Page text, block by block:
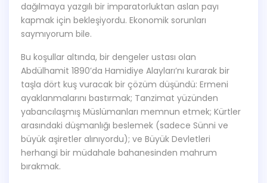
dağılmaya yazgılı bir imparatorluktan aslan payı
kapmak için bekleşiyordu. Ekonomik sorunları
saymıyorum bile.
Bu koşullar altında, bir dengeler ustası olan
Abdülhamit 1890’da Hamidiye Alayları’nı kurarak bir
taşla dört kuş vuracak bir çözüm düşündü: Ermeni
ayaklanmalarını bastırmak; Tanzimat yüzünden
yabancılaşmış Müslümanları memnun etmek; Kürtler
arasındaki düşmanlığı beslemek (sadece Sünni ve
büyük aşiretler alınıyordu); ve Büyük Devletleri
herhangi bir müdahale bahanesinden mahrum
bırakmak.